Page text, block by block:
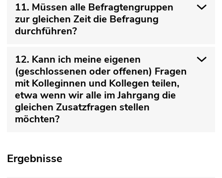
11. Müssen alle Befragtengruppen
zur gleichen Zeit die Befragung
durchführen?
12. Kann ich meine eigenen
(geschlossenen oder offenen) Fragen
mit Kolleginnen und Kollegen teilen,
etwa wenn wir alle im Jahrgang die
gleichen Zusatzfragen stellen
möchten?
Ergebnisse